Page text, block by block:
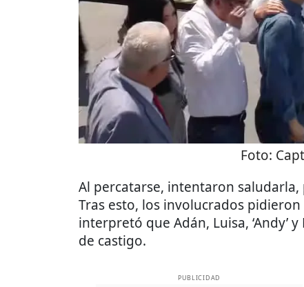
Foto:
Al percatarse, intentaron saludarla,
Tras esto, los involucrados
interpretó que Adán, Luisa, ‘Andy’
de castigo.
PUBLICIDAD